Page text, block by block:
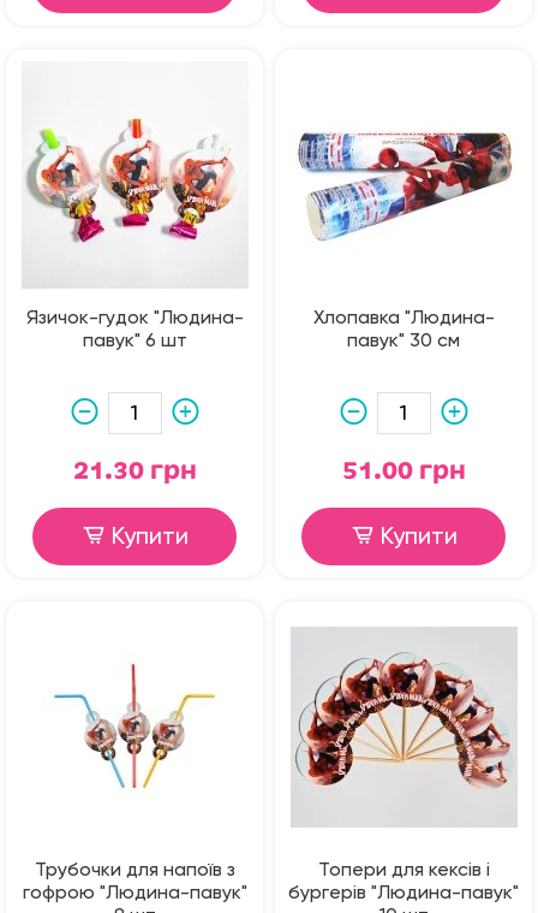
Язичок-гудок "Людина-
павук" 6 шт
21.30 грн
Купити
Хлопавка "Людина-
павук" 30 см
51.00 грн
Купити
Трубочки для напоїв з
гофрою "Людина-павук"
Топери для кексів і
бургерів "Людина-павук"